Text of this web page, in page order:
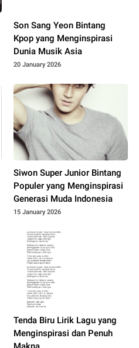
Son Sang Yeon Bintang
Kpop yang Menginspirasi
Dunia Musik Asia
20 January 2026
Siwon Super Junior Bintang
Populer yang Menginspirasi
Generasi Muda Indonesia
15 January 2026
Tenda Biru Lirik Lagu yang
Menginspirasi dan Penuh